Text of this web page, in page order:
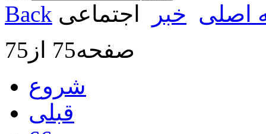
Back اصلی خبر
اجتماعی
صفحه75 از75
شروع
قبلی